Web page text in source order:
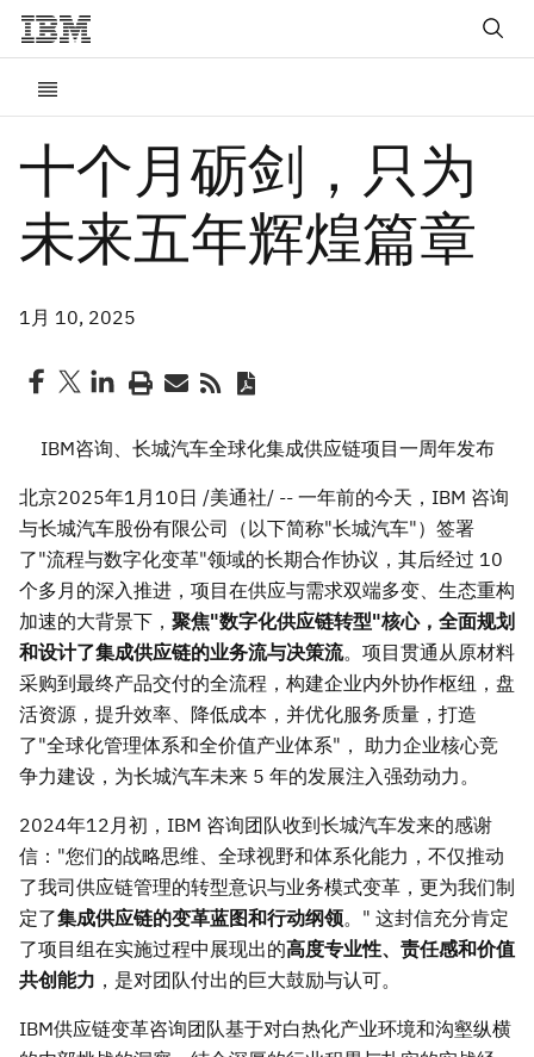
十个月砺剑，只为
未来五年辉煌篇章
1月 10, 2025
IBM咨询、长城汽车全球化集成供应链项目一周年发布
北京2025年1月10日 /美通社/ -- 一年前的今天，IBM 咨询
与长城汽车股份有限公司（以下简称"长城汽车"）签署
了"流程与数字化变革"领域的长期合作协议，其后经过 10
个多月的深入推进，项目在供应与需求双端多变、生态重构
加速的大背景下， 聚焦"数字化供应链转型"核心，全面规划
和设计了集成供应链的业务流与决策流。项目贯通从原材料
采购到最终产品交付的全流程，构建企业内外协作枢纽，盘
活资源，提升效率、降低成本，并优化服务质量，打造
了"全球化管理体系和全价值产业体系"， 助力企业核心竞
争力建设，为长城汽车未来 5 年的发展注入强劲动力。
2024年12月初，IBM 咨询团队收到长城汽车发来的感谢
信："您们的战略思维、全球视野和体系化能力，不仅推动
了我司供应链管理的转型意识与业务模式变革，更为我们制
定了集成供应链的变革蓝图和行动纲领。" 这封信充分肯定
了项目组在实施过程中展现出的高度专业性、责任感和价值
共创能力 ，是对团队付出的巨大鼓励与认可。
IBM供应链变革咨询团队基于对白热化产业环境和沟壑纵横